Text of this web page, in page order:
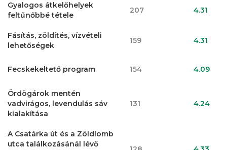
Gyalogos átkelőhelyek
feltűnőbbé tétele
207 4.31
Fásítás, zöldítés, vízvételi
lehetőségek
159 4.31
Fecskekeltető program 154 4.09
Ördögárok mentén
vadvirágos, levendulás sáv
kialakítása
131 4.24
A Csatárka út és a Zöldlomb
utca találkozásánál lévő